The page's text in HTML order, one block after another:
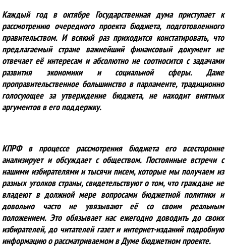
Каждый год в октябре Государственная дума приступает к
рассмотрению очередного проекта бюджета, подготовленного
правительством. И всякий раз приходится констатировать, что
предлагаемый стране важнейший финансовый документ не
отвечает её интересам и абсолютно не соотносится с задачами
развития экономики и социальной сферы. Даже
проправительственное большинство в парламенте, традиционно
голосующее за утверждение бюджета, не находит внятных
аргументов в его поддержку.
КПРФ в процессе рассмотрения бюджета его всесторонне
анализирует и обсуждает с обществом. Постоянные встречи с
нашими избирателями и тысячи писем, которые мы получаем из
разных уголков страны, свидетельствуют о том, что граждане не
владеют в должной мере вопросами бюджетной политики и
довольно часто не увязывают её со своим реальным
положением. Это обязывает нас ежегодно доводить до своих
избирателей, до читателей газет и интернет-изданий подробную
информацию о рассматриваемом в Думе бюджетном проекте.